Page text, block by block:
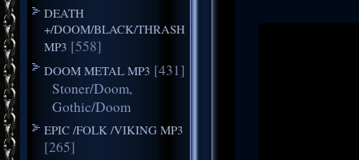
DEATH
+/DOOM/BLACK/THRASH
MP3 [558]
DOOM METAL MP3 [431]
Stoner/Doom,
Gothic/Doom
EPIC /FOLK /VIKING MP3
[265]